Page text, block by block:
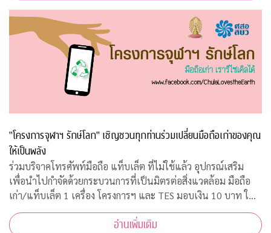
"โครงการจุฬาฯ รักษ์โลก" เชิญชวนทุกท่านร่วมเปลี่ยนมือถือเก่าของคุณ
ให้เป็นพลัง
ร่วมบริจาคโทรศัพท์มือถือ แท็บเล็ต ที่ไม่ใช้แล้ว อุปกรณ์เสริม
เพื่อนำไปกำจัดด้วยกระบวนการที่เป็นมิตรต่อสิ่งแวดล้อม มือถือ
เก่า/แท็บเล็ต 1 เครื่อง โครงการฯ และ TES มอบเงิน 10 บาท ให้
กับ "กองทุนภูมิคุ้มกันบำบัดมะเร็งจุฬาฯ"
อ่านเพิ่มเติม